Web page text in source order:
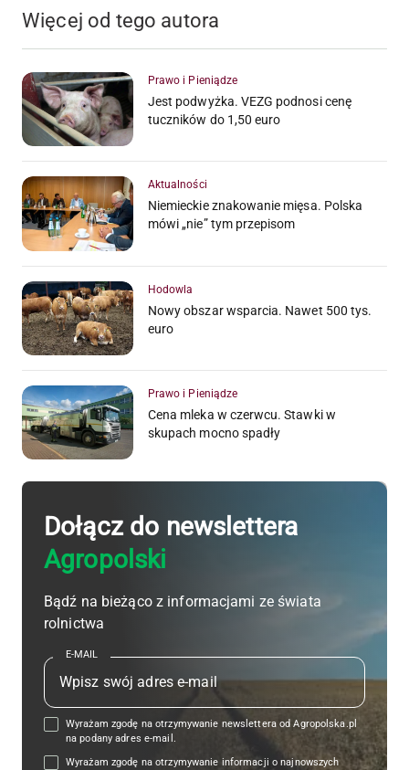
Więcej od tego autora
Prawo i Pieniądze
Jest podwyżka. VEZG podnosi cenę
tuczników do 1,50 euro
Aktualności
Niemieckie znakowanie mięsa. Polska
mówi „nie” tym przepisom
Hodowla
Nowy obszar wsparcia. Nawet 500 tys.
euro
Prawo i Pieniądze
Cena mleka w czerwcu. Stawki w
skupach mocno spadły
Dołącz do newslettera
Agropolski
Bądź na bieżąco z informacjami ze świata
rolnictwa
E-MAIL
Wyrażam zgodę na otrzymywanie newslettera od Agropolska.pl
na podany adres e-mail.
Wyrażam zgodę na otrzymywanie informacji o najnowszych